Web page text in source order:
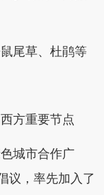
尾草、杜鹃等
方重要节点
城市合作广
议，率先加入了